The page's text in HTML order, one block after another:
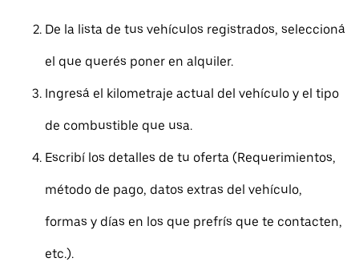
De la lista de tus vehículos registrados, seleccioná
el que querés poner en alquiler.
Ingresá el kilometraje actual del vehículo y el tipo
de combustible que usa.
Escribí los detalles de tu oferta (Requerimientos,
método de pago, datos extras del vehículo,
formas y días en los que prefrís que te contacten,
etc.).